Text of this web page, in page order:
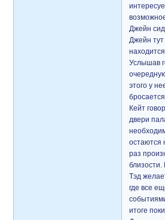
Джейн
Джейн тут
Услышав
этого у
Кейт
двери
остаются
раз
Тэд
где все
итоге